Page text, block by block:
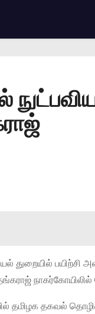
பயிற்சி
நாகர்கோயிலில்
தமிழக தகவல்